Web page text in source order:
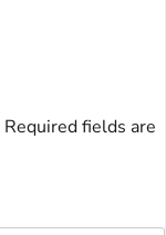
Required fields are